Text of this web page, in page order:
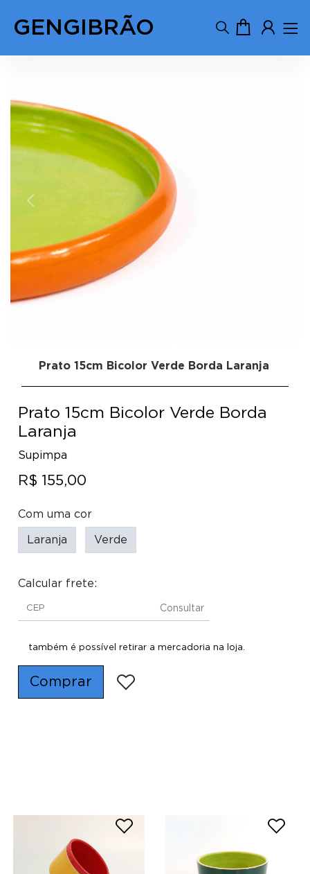
GENGIBRÃO
Previous
Prato 15cm Bicolor Verde Borda Laranja
Prato 15cm Bicolor Verde Borda
Laranja
Supimpa
R$ 155,00
Com uma cor
Laranja Verde
Calcular frete:
Consultar
também é possível retirar a mercadoria na loja.
Comprar